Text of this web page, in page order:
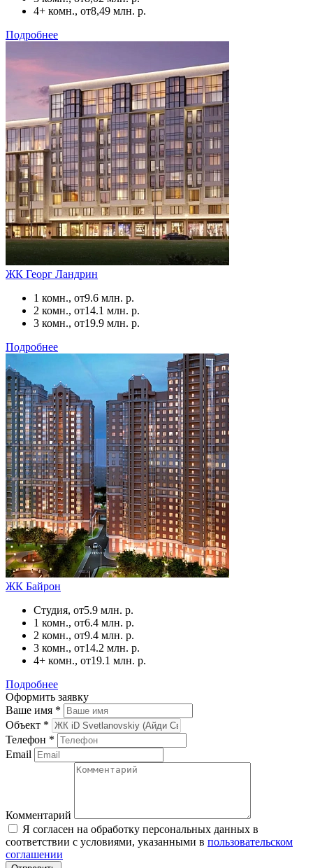
4+ комн., от8,49 млн. р.
Подробнее
ЖК Георг Ландрин
1 комн., от9.6 млн. р.
2 комн., от14.1 млн. р.
3 комн., от19.9 млн. р.
Подробнее
ЖК Байрон
Студия, от5.9 млн. р.
1 комн., от6.4 млн. р.
2 комн., от9.4 млн. р.
3 комн., от14.2 млн. р.
4+ комн., от19.1 млн. р.
Подробнее
Оформить заявку
Ваше имя *
Объект *
Телефон *
Email
Комментарий
Я согласен на обработку персональных данных в
соответствии с условиями, указанными в пользовательском
соглашении